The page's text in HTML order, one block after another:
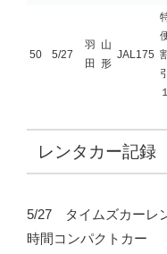
50 5/27
羽
田
山
形
JAL175
引
１
レンタカー記録
5/27 タイムズカーレ
時間コンパクトカー